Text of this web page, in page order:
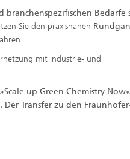
branchenspezifischen Bedarfe
Sie den praxisnahen
mit Industrie- und
»Scale up Green Chemistry
Der Transfer zu den